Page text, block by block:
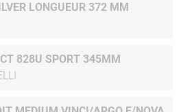
LONGUEUR 372 MM
828U SPORT 345MM